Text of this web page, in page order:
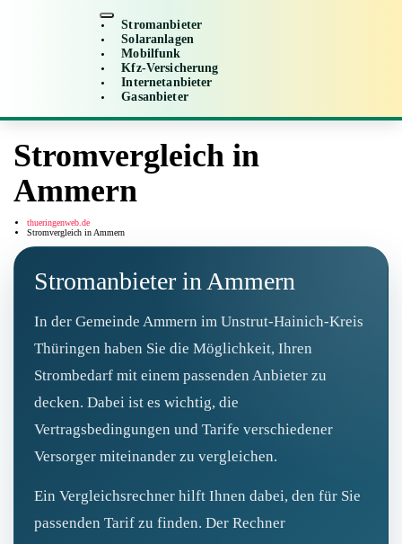
Stromanbieter
Solaranlagen
Mobilfunk
Kfz-Versicherung
Internetanbieter
Gasanbieter
Stromvergleich in
Ammern
thueringenweb.de
Stromvergleich in Ammern
Stromanbieter in Ammern
In der Gemeinde Ammern im Unstrut-Hainich-Kreis
Thüringen haben Sie die Möglichkeit, Ihren
Strombedarf mit einem passenden Anbieter zu
decken. Dabei ist es wichtig, die
Vertragsbedingungen und Tarife verschiedener
Versorger miteinander zu vergleichen.
Ein Vergleichsrechner hilft Ihnen dabei, den für Sie
passenden Tarif zu finden. Der Rechner